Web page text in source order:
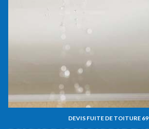
DEVIS FUITE DE TOITURE 69